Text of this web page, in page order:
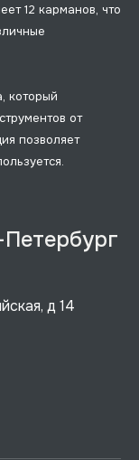
12 карманов, что
который
от
позволяет
д 14